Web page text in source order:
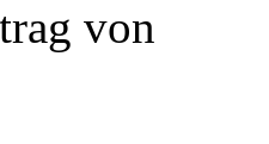
von